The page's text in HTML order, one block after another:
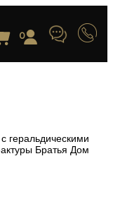
0
геральдическими
Братья Дом